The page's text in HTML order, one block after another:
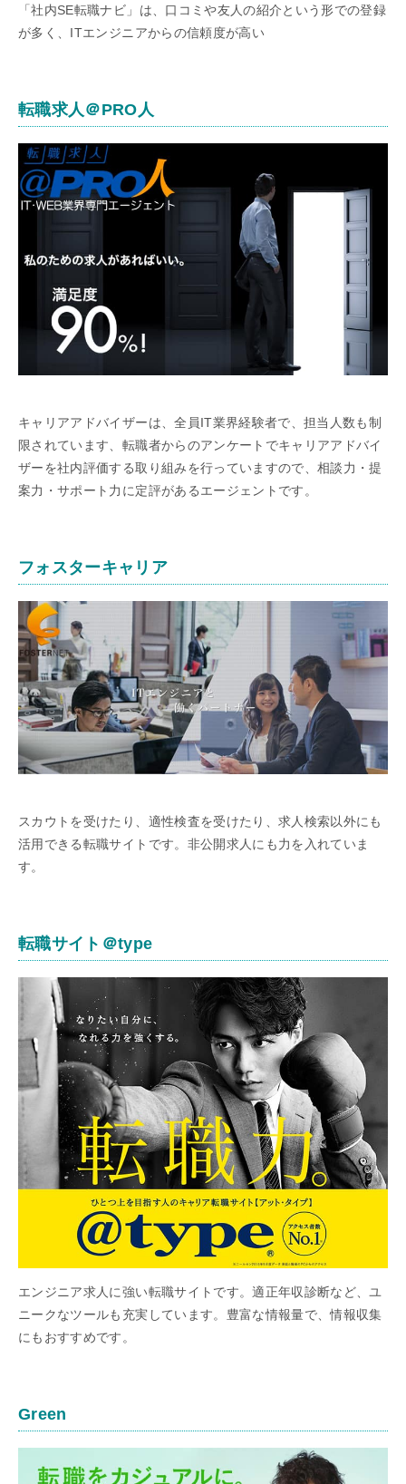
「社内SE転職ナビ」は、口コミや友人の紹介という形での登録
が多く、ITエンジニアからの信頼度が高い
転職求人＠PRO人
キャリアアドバイザーは、全員IT業界経験者で、担当人数も制
限されています、転職者からのアンケートでキャリアアドバイ
ザーを社内評価する取り組みを行っていますので、相談力・提
案力・サポート力に定評があるエージェントです。
フォスターキャリア
スカウトを受けたり、適性検査を受けたり、求人検索以外にも
活用できる転職サイトです。非公開求人にも力を入れていま
す。
転職サイト＠type
エンジニア求人に強い転職サイトです。適正年収診断など、ユ
ニークなツールも充実しています。豊富な情報量で、情報収集
にもおすすめです。
Green